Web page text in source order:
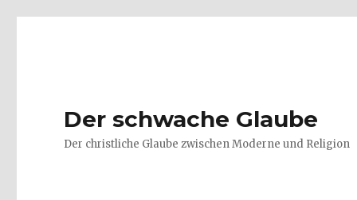
Der schwache Glaube
Der christliche Glaube zwischen Moderne und Religion